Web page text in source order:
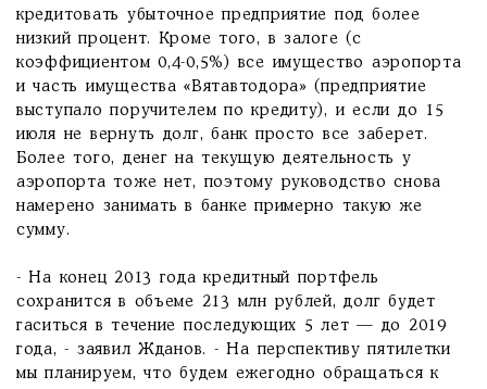
кредитовать убыточное предприятие под более
низкий процент. Кроме того, в залоге (с
коэффициентом 0,4-0,5%) все имущество аэропорта
и часть имущества «Вятавтодора» (предприятие
выступало поручителем по кредиту), и если до 15
июля не вернуть долг, банк просто все заберет.
Более того, денег на текущую деятельность у
аэропорта тоже нет, поэтому руководство снова
намерено занимать в банке примерно такую же
сумму.
- На конец 2013 года кредитный портфель
сохранится в объеме 213 млн рублей, долг будет
гаситься в течение последующих 5 лет — до 2019
года, - заявил Жданов. - На перспективу пятилетки
мы планируем, что будем ежегодно обращаться к